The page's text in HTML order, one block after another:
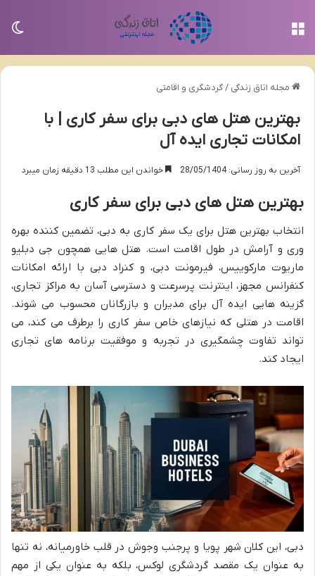
مجله اتاق زندگی /گردشگری و اقامتی
بهترین هتل های دبی برای سفر کاری | با
امکانات تجاری ایده آل
آخرین به روز رسانی: 28/05/1404 خواندن این مطلب 13 دقیقه زمان میبرد
بهترین هتل های دبی برای سفر کاری
انتخاب بهترین هتل برای یک سفر کاری به دبی، تضمین کننده بهره
وری و آرامش در طول اقامت است. هتل هایی همچون جی دبلیو
ماریوت مارکوییس، فیرمونت دبی، و کنراد دبی با ارائه امکانات
کنفرانس مجهز، اینترنت پرسرعت و دسترسی آسان به مراکز تجاری،
گزینه هایی ایده آل برای مدیران و بازرگانان محسوب می شوند.
اقامت در هتلی که نیازهای خاص سفر کاری را برطرف می کند، می
تواند تفاوت چشمگیری در تجربه و موفقیت برنامه های تجاری
ایجاد کند.
دبی، این کلان شهر پویا و پرجنب وجوش در قلب خاورمیانه، نه تنها
به عنوان یک مقصد گردشگری لوکس، بلکه به عنوان یکی از مهم